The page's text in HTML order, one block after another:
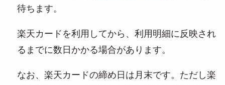
待ちます。
楽天カードを利用してから、利用明細に反映され
るまでに数日かかる場合があります。
なお、楽天カードの締め日は月末です。ただし楽